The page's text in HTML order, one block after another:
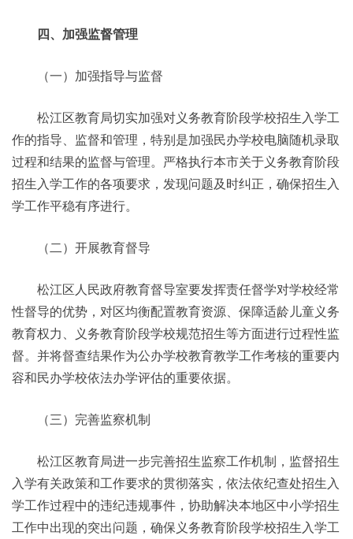
四、加强监督管理
（一）加强指导与监督
松江区教育局切实加强对义务教育阶段学校招生入学工
作的指导、监督和管理，特别是加强民办学校电脑随机录取
过程和结果的监督与管理。严格执行本市关于义务教育阶段
招生入学工作的各项要求，发现问题及时纠正，确保招生入
学工作平稳有序进行。
（二）开展教育督导
松江区人民政府教育督导室要发挥责任督学对学校经常
性督导的优势，对区均衡配置教育资源、保障适龄儿童义务
教育权力、义务教育阶段学校规范招生等方面进行过程性监
督。并将督查结果作为公办学校教育教学工作考核的重要内
容和民办学校依法办学评估的重要依据。
（三）完善监察机制
松江区教育局进一步完善招生监察工作机制，监督招生
入学有关政策和工作要求的贯彻落实，依法依纪查处招生入
学工作过程中的违纪违规事件，协助解决本地区中小学招生
工作中出现的突出问题，确保义务教育阶段学校招生入学工